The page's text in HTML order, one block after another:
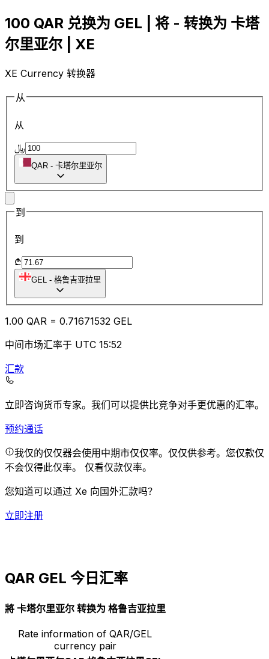
100 QAR 兑换为 GEL | 将 - 转换为 卡塔
尔里亚尔 | XE
XE Currency 转换器
从
从
﷼
QAR - 卡塔尔里亚尔
到
到
₾
GEL - 格鲁吉亚拉里
1.00 QAR = 0.71671532 GEL
中间市场汇率于 UTC 15:52
汇款
立即咨询货币专家。 我们可以提供比竞争对手更优惠的汇率。
预约通话
我仅的仅仅器会使用中期市仅仅率。仅仅供参考。您仅款仅
不会仅得此仅率。 仅看仅款仅率。
您知道可以通过 Xe 向国外汇款吗？
立即注册
QAR GEL 今日汇率
將 卡塔尔里亚尔 转换为 格鲁吉亚拉里
Rate information of QAR/GEL
currency pair